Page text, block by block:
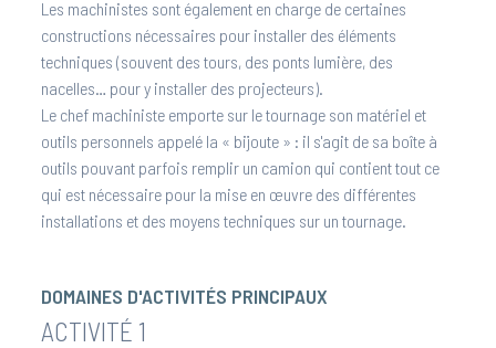
Les machinistes sont également en charge de certaines
constructions nécessaires pour installer des éléments
techniques (souvent des tours, des ponts lumière, des
nacelles… pour y installer des projecteurs).
Le chef machiniste emporte sur le tournage son matériel et
outils personnels appelé la « bijoute » : il s'agit de sa boîte à
outils pouvant parfois remplir un camion qui contient tout ce
qui est nécessaire pour la mise en œuvre des différentes
installations et des moyens techniques sur un tournage.
DOMAINES D'ACTIVITÉS PRINCIPAUX
ACTIVITÉ 1